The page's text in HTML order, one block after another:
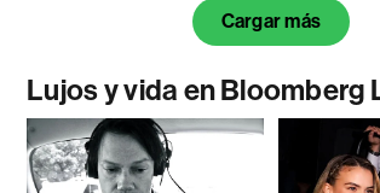
Cargar más
Lujos y vida en Bloomberg